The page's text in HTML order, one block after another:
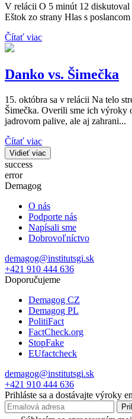
V relácii O 5 minút 12
Eštok zo strany Hlas s
Čítať viac
Danko vs. Šimečka
15. októbra sa v relácii Na telo
Šimečka. Overili sme ich výroky
jadrovom palive, ale aj zahrani...
Čítať viac
Vidieť viac
success
error
Demagog
O nás
Podporte nás
Napísali sme
Dobrovoľníctvo
demagog@institutsgi.sk
+421 910 444 636
Doporučujeme
Demagog CZ
Demagog PL
PolitiFact
FactCheck.org
StopFake
EUfactcheck
demagog@institutsgi.sk
+421 910 444 636
Prihláste sa a dostávajte výroky